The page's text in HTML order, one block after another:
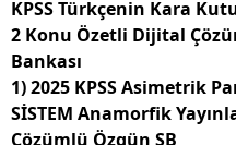
KPSS Türkçenin Kara
2 Konu Özetli Dijital
Bankası
1) 2025 KPSS Asimetrik
SİSTEM Anamorfik
Çözümlü Özgün SB